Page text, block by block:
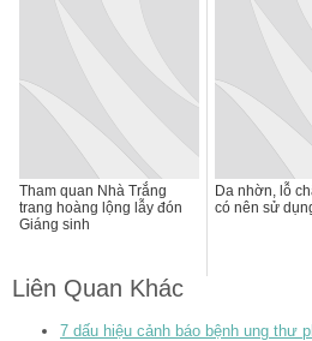
Tham quan Nhà Trắng
trang hoàng lộng lẫy đón
Giáng sinh
Da nhờn, lỗ
có nên sử
Liên Quan Khác
7 dấu hiệu cảnh báo bệnh ung thư